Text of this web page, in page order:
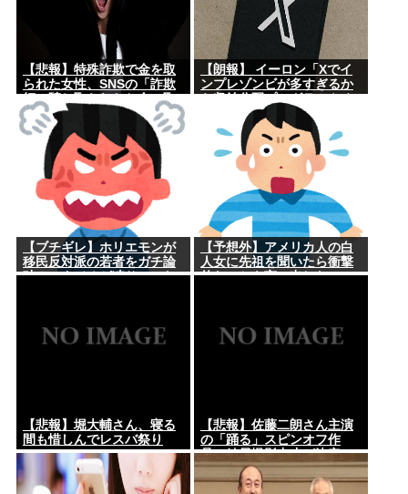
【悲報】特殊詐欺で金を取
られた女性、SNSの「詐欺
師に騙し取られたお金、取
り戻せます」」に釣られさ
らに240万円失うwww
【朗報】 イーロン「Xでイ
ンプレゾンビが多すぎるか
【ブチギレ】ホリエモンが
移民反対派の若者をガチ論
破！スタジオが凍りついた
【予想外】アメリカ人の白
人女に先祖を聞いたら衝撃
的なことを言い出した
【悲報】堀大輔さん、寝る
間も惜しんでレスバ祭り
www
【悲報】佐藤二朗さん主演
の「踊る」スピンオフ作
品、結局撮影中止が決定
www